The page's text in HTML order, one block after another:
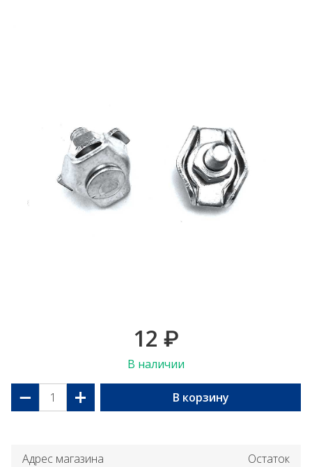
12 ₽
В наличии
− + В корзину
Адрес магазина Остаток